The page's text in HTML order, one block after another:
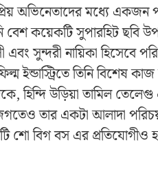
অভিনেতাদের মধ্যে একজন
কয়েকটি সুপারহিট ছবি
সুন্দরী নায়িকা হিসেবে
ইন্ডাস্ট্রিতে তিনি বিশেষ
হিন্দি উড়িয়া তামিল
তার একটা আলাদা
শো বিগ বস এর